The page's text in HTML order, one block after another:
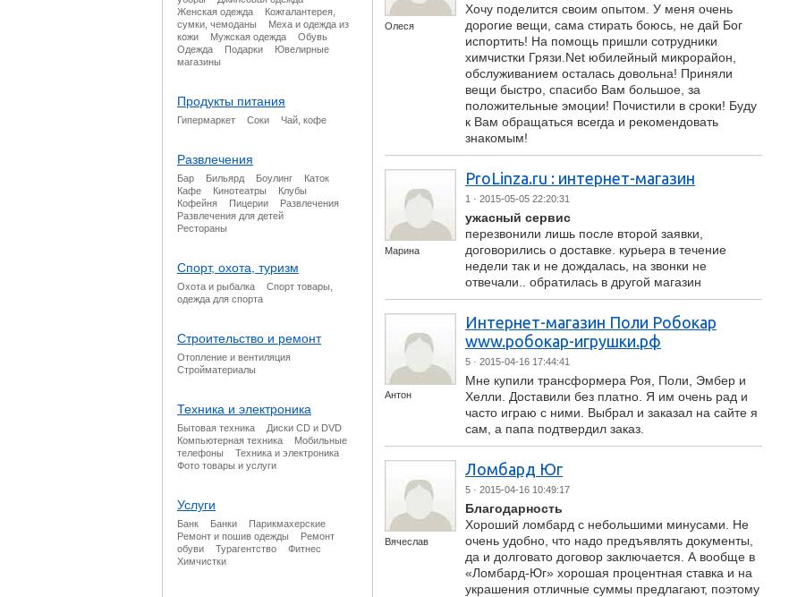
Женская одежда
Кожгалантерея,
сумки, чемоданы
Меха и одежда из
кожи
Мужская одежда
Обувь
Одежда
Подарки
Ювелирные
магазины
Продукты питания
Гипермаркет Соки Чай, кофе
Развлечения
Бар Бильярд Боулинг
Каток
Кафе
Кинотеатры
Клубы
Кофейня
Пицерии
Развлечения
Развлечения для детей
Рестораны
Спорт, охота, туризм
Охота и рыбалка
Спорт товары,
одежда для спорта
Строительство и ремонт
Отопление и вентиляция
Стройматериалы
Техника и электроника
Бытовая техника
Диски CD и DVD
Компьютерная техника
Мобильные
телефоны
Техника и электроника
Фото товары и услуги
Услуги
Банк Банки
Парикмахерские
Ремонт и пошив одежды
Ремонт
обуви
Турагентство
Фитнес
Химчистки
Олеся
Хочу поделится своим опытом. У меня очень
дорогие вещи, сама стирать боюсь, не дай Бог
испортить! На помощь пришли сотрудники
химчистки Грязи.Net юбилейный микрорайон,
обслуживанием осталась довольна! Приняли
вещи быстро, спасибо Вам большое, за
положительные эмоции! Почистили в сроки! Буду
к Вам обращаться всегда и рекомендовать
знакомым!
Марина
ProLinza.ru : интернет-магазин
1 · 2015-05-05 22:20:31
ужасный сервис
перезвонили лишь после второй заявки,
договорились о доставке. курьера в течение
недели так и не дождалась, на звонки не
отвечали.. обратилась в другой магазин
Антон
Интернет-магазин Поли Робокар
www.робокар-игрушки.рф
5· 2015-04-16 17:44:41
Мне купили трансформера Роя, Поли, Эмбер и
Хелли. Доставили без платно. Я им очень рад и
часто играю с ними. Выбрал и заказал на сайте я
сам, а папа подтвердил заказ.
Вячеслав
Ломбард Юг
5· 2015-04-16 10:49:17
Благодарность
Хороший ломбард с небольшими минусами. Не
очень удобно, что надо предъявлять документы,
да и долговато договор заключается. А вообще в
«Ломбард-Юг» хорошая процентная ставка и на
украшения отличные суммы предлагают, поэтому